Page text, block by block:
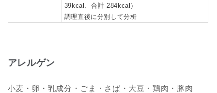
39kcal、合計 284kcal）
調理直後に分別して分析
アレルゲン
小麦・卵・乳成分・ごま・さば・大豆・鶏肉・豚肉